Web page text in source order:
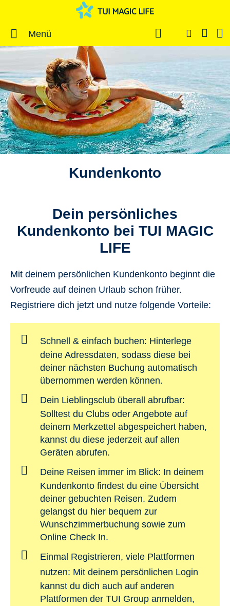
Menü
Kundenkonto
Dein persönliches
Kundenkonto bei TUI MAGIC
LIFE
Mit deinem persönlichen Kundenkonto beginnt die
Vorfreude auf deinen Urlaub schon früher.
Registriere dich jetzt und nutze folgende Vorteile:
Schnell & einfach buchen: Hinterlege
deine Adressdaten, sodass diese bei
deiner nächsten Buchung automatisch
übernommen werden können.
Dein Lieblingsclub überall abrufbar:
Solltest du Clubs oder Angebote auf
deinem Merkzettel abgespeichert haben,
kannst du diese jederzeit auf allen
Geräten abrufen.
Deine Reisen immer im Blick: In deinem
Kundenkonto findest du eine Übersicht
deiner gebuchten Reisen. Zudem
gelangst du hier bequem zur
Wunschzimmerbuchung sowie zum
Online Check In.
Einmal Registrieren, viele Plattformen
nutzen: Mit deinem persönlichen Login
kannst du dich auch auf anderen
Plattformen der TUI Group anmelden,